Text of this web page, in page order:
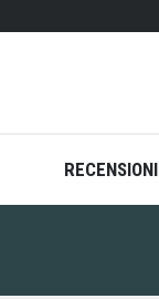
RECENSIONI